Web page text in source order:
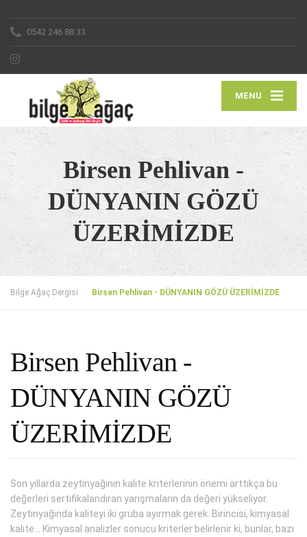
0542 246 88 33
MENU
Birsen Pehlivan -
DÜNYANIN GÖZÜ
ÜZERİMİZDE
Bilge Ağaç Dergisi Birsen Pehlivan - DÜNYANIN GÖZÜ ÜZERİMİZDE
Birsen Pehlivan -
DÜNYANIN GÖZÜ
ÜZERİMİZDE
Son yıllarda zeytinyağının kalite kriterlerinin önemi arttıkça bu
değerleri sertifikalandıran yarışmaların da değeri yükseliyor.
Zeytinyağında kaliteyi iki gruba ayırmak gerek. Birincisi, kimyasal
kalite… Kimyasal analizler sonucu kriterler belirlenir ki, bunlar, bazı